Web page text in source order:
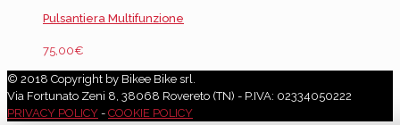
Pulsantiera Multifunzione
75,00€
© 2018 Copyright by Bikee Bike srl.
Via Fortunato Zeni 8, 38068 Rovereto (TN) - P.IVA: 02334050222
PRIVACY POLICY - COOKIE POLICY